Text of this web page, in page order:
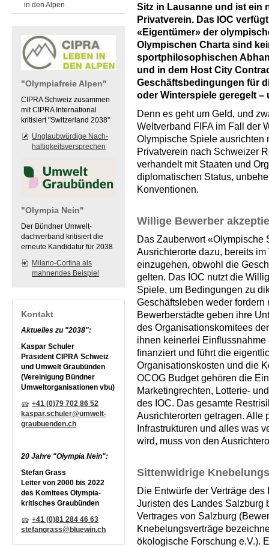
in den Alpen
"Olympiafreie Alpen"
CIPRA Schweiz zusammen
mit CIPRA International
kritisiert "Switzerland 2038"
Unglaubwürdige Nach-
haltigkeitsversprechen
"Olympia Nein"
Der Bündner Umwelt-
dachverband kritisiert die
erneute Kandidatur für 2038
Milano-Cortina als
mahnendes Beispiel
Kontakt
Aktuelles zu "2038":
Kaspar Schuler
Präsident CIPRA Schweiz
und Umwelt Graubünden
(Vereinigung Bündner
Umweltorganisationen vbu)
+41 (0)79 702 86 52
kaspar.schuler@umwelt-
graubuenden.ch
20 Jahre "Olympia Nein":
Stefan Grass
Leiter von 2000 bis 2022
des Komitees Olympia-
kritisches Graubünden
+41 (0)81 284 46 63
stefangrass@bluewin.ch
Sitz in Lausanne und ist ein
Privatverein. Das IOC
«Eigentümer» der
Olympischen Charta sind
sportphilosophischen
und in dem Host City
Geschäftsbedingungen für
oder Winterspiele geregelt –
Denn es geht um Geld, und
Weltverband FIFA im Fall der
Olympische Spiele ausrichten
Privatverein nach Schweizer
verhandelt mit Staaten und
diplomatischen Status,
Konventionen.
Willige Bewerber
Das Zauberwort «Olympische
Ausrichterorte dazu, bereits
einzugehen, obwohl die
gelten. Das IOC nutzt die
Spiele, um Bedingungen zu
Geschäftsleben weder
Bewerberstädte geben ihre
des Organisationskomitees
ihnen keinerlei
finanziert und führt die
Organisationskosten und die
OCOG Budget gehören die
Marketingrechten, Lotterie-
des IOC. Das gesamte
Ausrichterorten getragen. Alle
Infrastrukturen und alles was
wird, muss von den
Sittenwidrige
Die Entwürfe der Verträge
Juristen des Landes Salzburg
Vertrages von Salzburg
Knebelungsverträge
ökologische Forschung e.V.).